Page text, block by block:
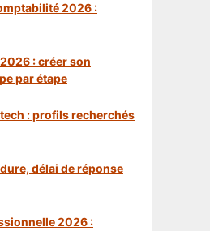
2026 :
: créer son
par étape
: profils recherchés
délai de réponse
2026 :